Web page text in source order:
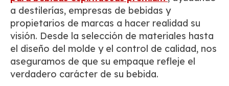
a destilerías, empresas de bebidas y
propietarios de marcas a hacer realidad su
visión. Desde la selección de materiales hasta
el diseño del molde y el control de calidad, nos
aseguramos de que su empaque refleje el
verdadero carácter de su bebida.